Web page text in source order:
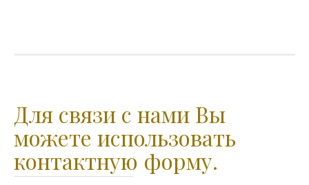
Для связи с нами Вы
можете использовать
контактную форму.